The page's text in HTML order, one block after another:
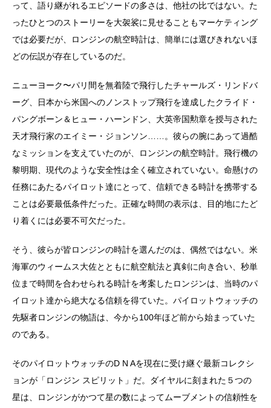
って、語り継がれるエピソードの多さは、他社の比ではない。た
ったひとつのストーリーを大袈裟に見せることもマーケティング
では必要だが、ロンジンの航空時計は、簡単には選びきれないほ
どの伝説が存在しているのだ。
ニューヨーク〜パリ間を無着陸で飛行したチャールズ・リンドバ
ーグ、日本から米国へのノンストップ飛行を達成したクライド・
パングボーン＆ヒュー・ハーンドン、大英帝国勲章を授与された
天才飛行家のエイミー・ジョンソン……。彼らの腕にあって過酷
なミッションを支えていたのが、ロンジンの航空時計。飛行機の
黎明期、現代のような安全性は全く確立されていない。命懸けの
任務にあたるパイロット達にとって、信頼できる時計を携帯する
ことは必要最低条件だった。正確な時間の表示は、目的地にたど
り着くには必要不可欠だった。
そう、彼らが皆ロンジンの時計を選んだのは、偶然ではない。米
海軍のウィームス大佐とともに航空航法と真剣に向き合い、秒単
位まで時間を合わせられる時計を考案したロンジンは、当時のパ
イロット達から絶大なる信頼を得ていた。パイロットウォッチの
先駆者ロンジンの物語は、今から100年ほど前から始まっていた
のである。
そのパイロットウォッチのD N Aを現在に受け継ぐ最新コレクシ
ョンが「ロンジン スピリット」だ。ダイヤルに刻まれた５つの
星は、ロンジンがかつて星の数によってムーブメントの信頼性を